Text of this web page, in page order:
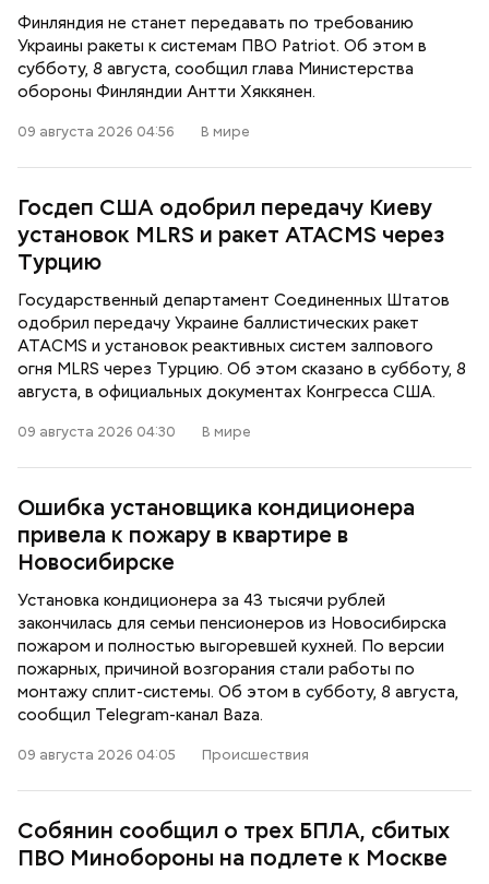
Финляндия не станет передавать по требованию
Украины ракеты к системам ПВО Patriot. Об этом в
субботу, 8 августа, сообщил глава Министерства
обороны Финляндии Антти Хяккянен.
09 августа 2026 04:56 В мире
Госдеп США одобрил передачу Киеву
установок MLRS и ракет ATACMS через
Турцию
Государственный департамент Соединенных Штатов
одобрил передачу Украине баллистических ракет
ATACMS и установок реактивных систем залпового
огня MLRS через Турцию. Об этом сказано в субботу, 8
августа, в официальных документах Конгресса США.
09 августа 2026 04:30 В мире
Ошибка установщика кондиционера
привела к пожару в квартире в
Новосибирске
Установка кондиционера за 43 тысячи рублей
закончилась для семьи пенсионеров из Новосибирска
пожаром и полностью выгоревшей кухней. По версии
пожарных, причиной возгорания стали работы по
монтажу сплит-системы. Об этом в субботу, 8 августа,
сообщил Telegram-канал Baza.
09 августа 2026 04:05 Происшествия
Собянин сообщил о трех БПЛА, сбитых
ПВО Минобороны на подлете к Москве